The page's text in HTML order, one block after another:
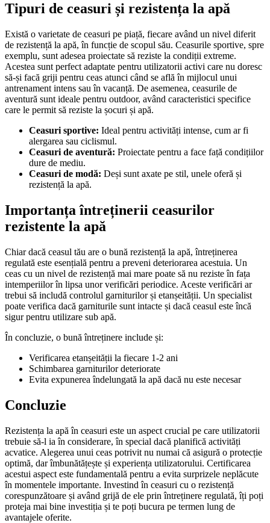
Tipuri de ceasuri și rezistența la apă
Există o varietate de ceasuri pe piață, fiecare având un nivel diferit
de rezistență la apă, în funcție de scopul său. Ceasurile sportive, spre
exemplu, sunt adesea proiectate să reziste la condiții extreme.
Acestea sunt perfect adaptate pentru utilizatorii activi care nu doresc
să-și facă griji pentru ceas atunci când se află în mijlocul unui
antrenament intens sau în vacanță. De asemenea, ceasurile de
aventură sunt ideale pentru outdoor, având caracteristici specifice
care le permit să reziste la șocuri și apă.
Ceasuri sportive: Ideal pentru activități intense, cum ar fi
alergarea sau ciclismul.
Ceasuri de aventură: Proiectate pentru a face față condițiilor
dure de mediu.
Ceasuri de modă: Deși sunt axate pe stil, unele oferă și
rezistență la apă.
Importanța întreținerii ceasurilor
rezistente la apă
Chiar dacă ceasul tău are o bună rezistență la apă, întreținerea
regulată este esențială pentru a preveni deteriorarea acestuia. Un
ceas cu un nivel de rezistență mai mare poate să nu reziste în fața
intemperiilor în lipsa unor verificări periodice. Aceste verificări ar
trebui să includă controlul garniturilor și etanșeității. Un specialist
poate verifica dacă garniturile sunt intacte și dacă ceasul este încă
sigur pentru utilizare sub apă.
În concluzie, o bună întreținere include și:
Verificarea etanșeității la fiecare 1-2 ani
Schimbarea garniturilor deteriorate
Evita expunerea îndelungată la apă dacă nu este necesar
Concluzie
Rezistența la apă în ceasuri este un aspect crucial pe care utilizatorii
trebuie să-l ia în considerare, în special dacă planifică activități
acvatice. Alegerea unui ceas potrivit nu numai că asigură o protecție
optimă, dar îmbunătățește și experiența utilizatorului. Certificarea
acestui aspect este fundamentală pentru a evita surprizele neplăcute
în momentele importante. Investind în ceasuri cu o rezistență
corespunzătoare și având grijă de ele prin întreținere regulată, îți poți
proteja mai bine investiția și te poți bucura pe termen lung de
avantajele oferite.